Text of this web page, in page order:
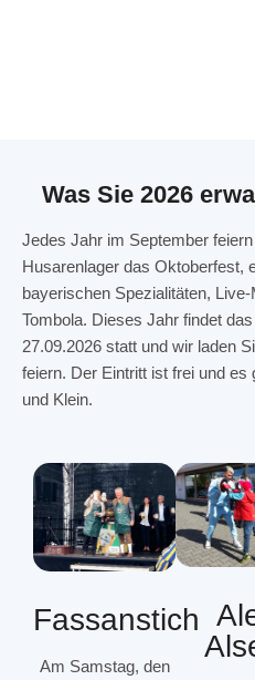
Was Sie 2026
Jedes Jahr im September
Husarenlager das Oktoberfest,
bayerischen Spezialitäten,
Tombola. Dieses Jahr findet
27.09.2026 statt und wir laden
feiern. Der Eintritt ist frei und
und Klein.
Fassanstich
Am Samstag, den